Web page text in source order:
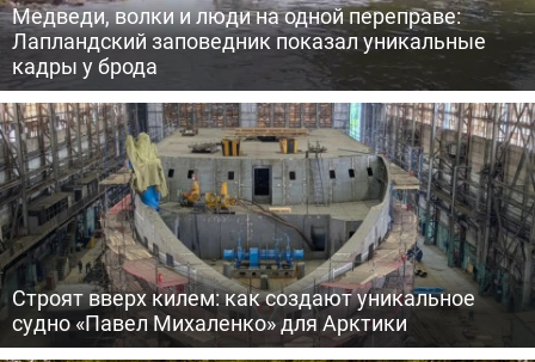
Медведи, волки и люди на одной переправе:
Лапландский заповедник показал уникальные
кадры у брода
Строят вверх килем: как создают уникальное
судно «Павел Михаленко» для Арктики